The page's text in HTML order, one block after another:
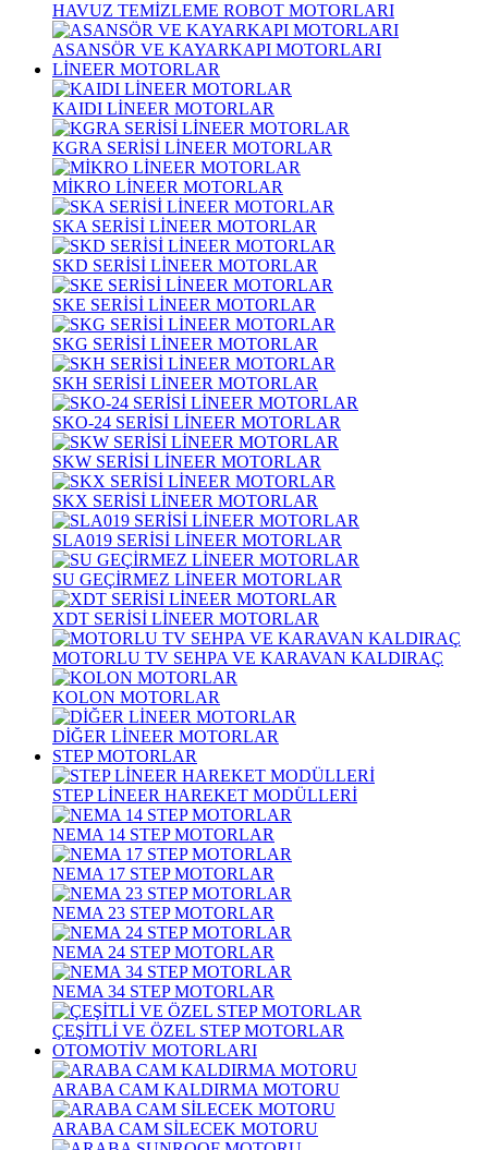
HAVUZ TEMİZLEME ROBOT MOTORLARI
ASANSÖR VE KAYARKAPI MOTORLARI
LİNEER MOTORLAR
KAIDI LİNEER MOTORLAR
KGRA SERİSİ LİNEER MOTORLAR
MİKRO LİNEER MOTORLAR
SKA SERİSİ LİNEER MOTORLAR
SKD SERİSİ LİNEER MOTORLAR
SKE SERİSİ LİNEER MOTORLAR
SKG SERİSİ LİNEER MOTORLAR
SKH SERİSİ LİNEER MOTORLAR
SKO-24 SERİSİ LİNEER MOTORLAR
SKW SERİSİ LİNEER MOTORLAR
SKX SERİSİ LİNEER MOTORLAR
SLA019 SERİSİ LİNEER MOTORLAR
SU GEÇİRMEZ LİNEER MOTORLAR
XDT SERİSİ LİNEER MOTORLAR
MOTORLU TV SEHPA VE KARAVAN KALDIRAÇ
KOLON MOTORLAR
DİĞER LİNEER MOTORLAR
STEP MOTORLAR
STEP LİNEER HAREKET MODÜLLERİ
NEMA 14 STEP MOTORLAR
NEMA 17 STEP MOTORLAR
NEMA 23 STEP MOTORLAR
NEMA 24 STEP MOTORLAR
NEMA 34 STEP MOTORLAR
ÇEŞİTLİ VE ÖZEL STEP MOTORLAR
OTOMOTİV MOTORLARI
ARABA CAM KALDIRMA MOTORU
ARABA CAM SİLECEK MOTORU